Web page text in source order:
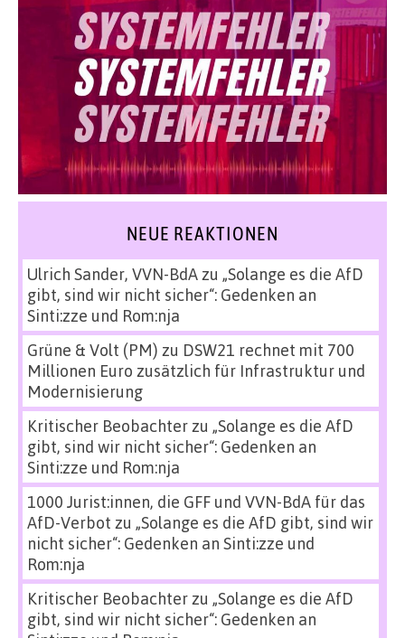
NEUE REAKTIONEN
Ulrich Sander, VVN-BdAzu „Solange es die AfD
gibt, sind wir nicht sicher“: Gedenken an
Sinti:zze und Rom:nja
Grüne & Volt (PM) zu DSW21 rechnet mit 700
Millionen Euro zusätzlich für Infrastruktur und
Modernisierung
Kritischer Beobachterzu „Solange es die AfD
gibt, sind wir nicht sicher“: Gedenken an
Sinti:zze und Rom:nja
1000 Jurist:innen, die GFF und VVN-BdA für das
AfD-Verbot zu „Solange es die AfD gibt, sind wir
nicht sicher“: Gedenken an Sinti:zze und
Rom:nja
Kritischer Beobachterzu „Solange es die AfD
gibt, sind wir nicht sicher“: Gedenken an